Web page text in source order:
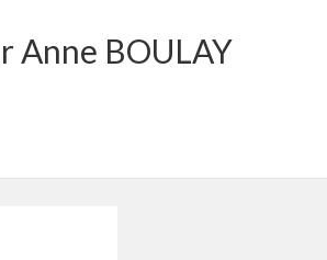
Anne BOULAY